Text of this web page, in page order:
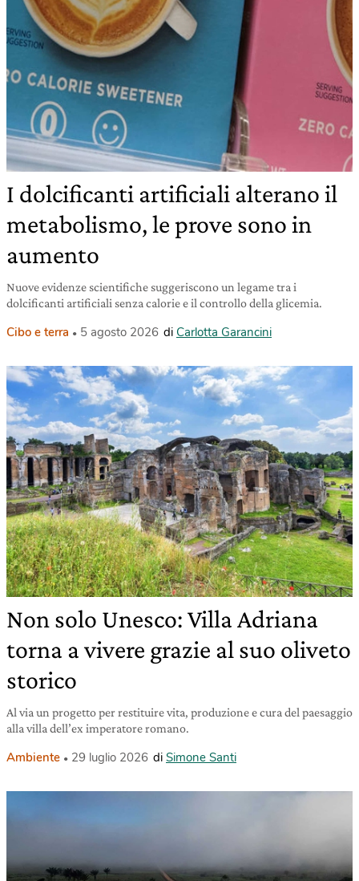
I dolcificanti artificiali alterano il
metabolismo, le prove sono in
aumento
Nuove evidenze scientifiche suggeriscono un legame tra i
dolcificanti artificiali senza calorie e il controllo della glicemia.
Cibo e terra 5 agosto 2026 di Carlotta Garancini
Non solo Unesco: Villa Adriana
torna a vivere grazie al suo oliveto
storico
Al via un progetto per restituire vita, produzione e cura del paesaggio
alla villa dell’ex imperatore romano.
Ambiente 29 luglio 2026 di Simone Santi